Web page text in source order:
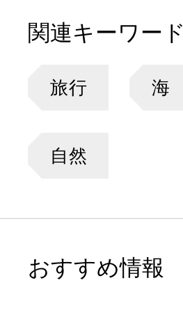
関連キーワード
旅行 海
自然
おすすめ情報